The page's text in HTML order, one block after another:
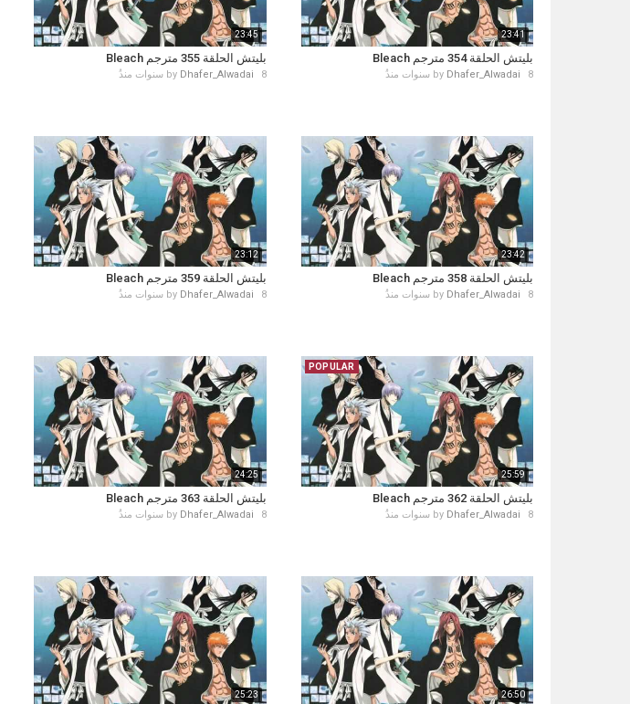
23:41
بليتش الحلقة 354 مترجم Bleach
by Dhafer_Alwadai 8 سنوات منذُ
23:45
بليتش الحلقة 355 مترجم Bleach
by Dhafer_Alwadai 8 سنوات منذُ
23:42
بليتش الحلقة 358 مترجم Bleach
by Dhafer_Alwadai 8 سنوات منذُ
23:12
بليتش الحلقة 359 مترجم Bleach
by Dhafer_Alwadai 8 سنوات منذُ
25:59
POPULAR
بليتش الحلقة 362 مترجم Bleach
by Dhafer_Alwadai 8 سنوات منذُ
24:25
بليتش الحلقة 363 مترجم Bleach
by Dhafer_Alwadai 8 سنوات منذُ
26:50
25:23